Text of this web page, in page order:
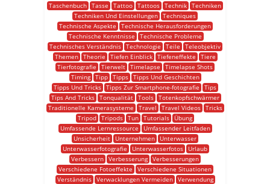
Taschenbuch Tasse Tattoo Tattoos Technik Techniken
Techniken Und Einstellungen Techniques
Technische Aspekte
Technische Herausforderungen
Technische Kenntnisse
Technische Probleme
Technisches Verständnis Technologie Teile
Teleobjektiv
Themen
Theorie Tiefen Einblick Tiefeneffekte
Tiere
Tierfotografie
Tierwelt Timelapse
Timelapse Shots
Timing
Tipp Tipps
Tipps Und Geschichten
Tipps Und Tricks Tipps Zur Smartphone-fotografie
Tips
Tips And Tricks
Tonqualität Tools
Totenkopfschwärmer
Traditionelle Kamerasysteme
Travel Travel Videos
Tricks
Tripod Tripods Tun Tutorials
Übung
Umfassende Lernressource
Umfassender Leitfaden
Unsicherheit
Unternehmen
Unterwasser
Unterwasserfotografie
Unterwasserfotos
Urlaub
Verbessern Verbesserung Verbesserungen
Verschiedene Fotoeffekte
Verschiedene Situationen
Verständnis
Verwacklungen Vermeiden Verwendung